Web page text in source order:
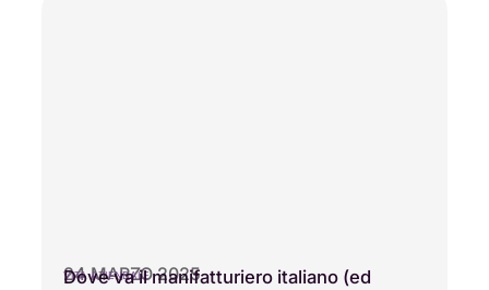
24 MARZO 2025
VITA AZIENDALE
Dove va il manifatturiero italiano (ed